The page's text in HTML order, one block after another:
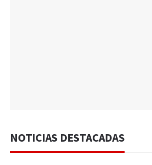
NOTICIAS DESTACADAS